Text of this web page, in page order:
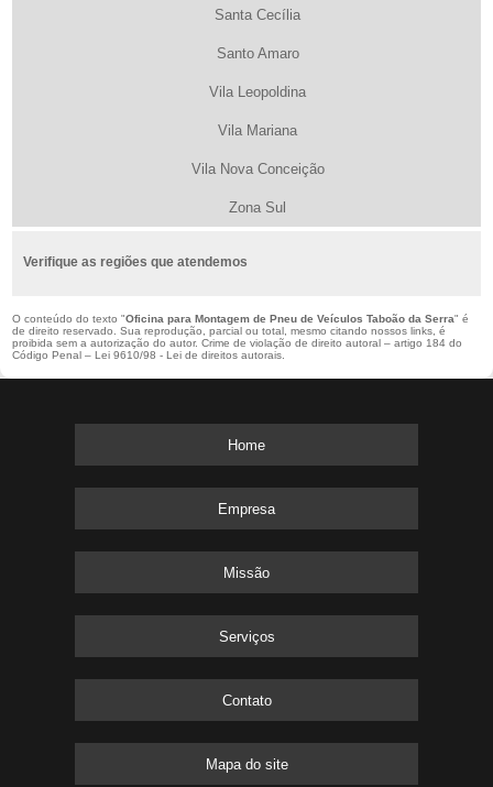
Santa Cecília
Santo Amaro
Vila Leopoldina
Vila Mariana
Vila Nova Conceição
Zona Sul
Verifique as regiões que atendemos
O conteúdo do texto "Oficina para Montagem de Pneu de Veículos Taboão da Serra" é
de direito reservado. Sua reprodução, parcial ou total, mesmo citando nossos links, é
proibida sem a autorização do autor. Crime de violação de direito autoral – artigo 184 do
Código Penal –Lei 9610/98 - Lei de direitos autorais
Home
Empresa
Missão
Serviços
Contato
Mapa do site